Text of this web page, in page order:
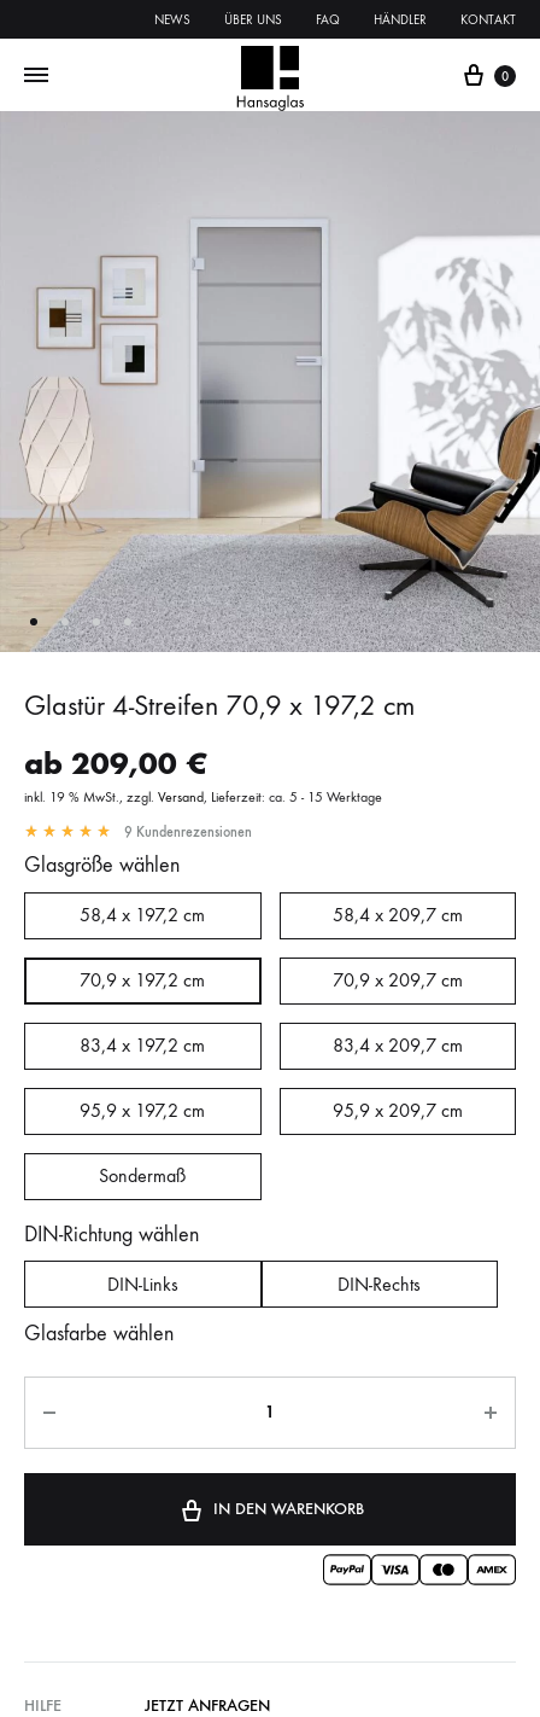
NEWS ÜBER UNS FAQ HÄNDLER KONTAKT
0
Glastür 4-Streifen 70,9 x 197,2 cm
ab 209,00 €
inkl. 19 % MwSt. zzgl. Versand Lieferzeit: ca. 5 - 15 Werktage
9 Kundenrezensionen
Glasgröße wählen
58,4 x 197,2 cm 58,4 x 209,7 cm
70,9 x 197,2 cm 70,9 x 209,7 cm
83,4 x 197,2 cm 83,4 x 209,7 cm
95,9 x 197,2 cm 95,9 x 209,7 cm
Sondermaß
DIN-Richtung wählen
DIN-Links DIN-Rechts
Glasfarbe wählen
IN DEN WARENKORB
HILFE
JETZT ANFRAGEN